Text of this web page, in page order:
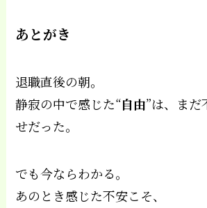
あとがき
退職直後の朝。
静寂の中で感じた“自由”は、まだ
せだった。
でも今ならわかる。
あのとき感じた不安こそ、